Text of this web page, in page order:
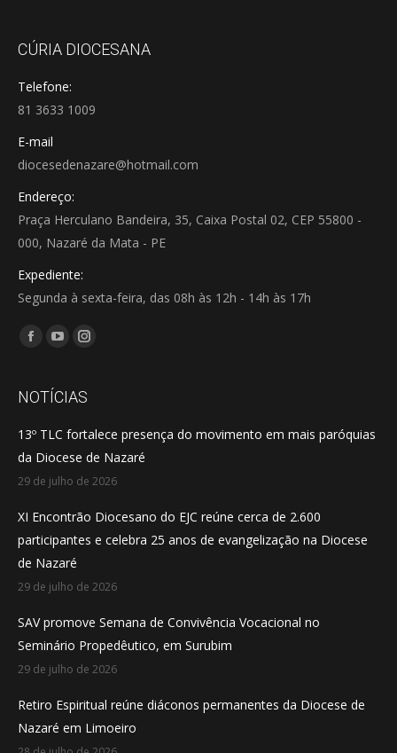
CÚRIA DIOCESANA
Telefone:
81 3633 1009
E-mail
diocesedenazare@hotmail.com
Endereço:
Praça Herculano Bandeira, 35, Caixa Postal 02, CEP 55800 -
000, Nazaré da Mata - PE
Expediente:
Segunda à sexta-feira, das 08h às 12h - 14h às 17h
Encontre-nos em:
Facebook
opens
new
window
YouTube
opens
new
window
Instagram
opens
new
window
NOTÍCIAS
13º TLC fortalece presença do movimento em mais paróquias
da Diocese de Nazaré
29 de julho de 2026
XI Encontrão Diocesano do EJC reúne cerca de 2.600
participantes e celebra 25 anos de evangelização na Diocese
de Nazaré
29 de julho de 2026
SAV promove Semana de Convivência Vocacional no
Seminário Propedêutico, em Surubim
29 de julho de 2026
Retiro Espiritual reúne diáconos permanentes da Diocese de
Nazaré em Limoeiro